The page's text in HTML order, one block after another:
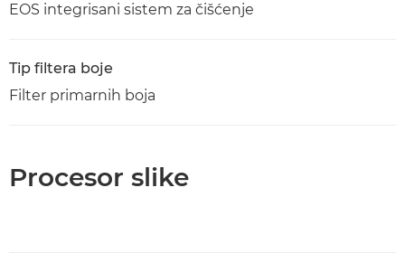
EOS integrisani sistem za čišćenje
Tip filtera boje
Filter primarnih boja
Procesor slike